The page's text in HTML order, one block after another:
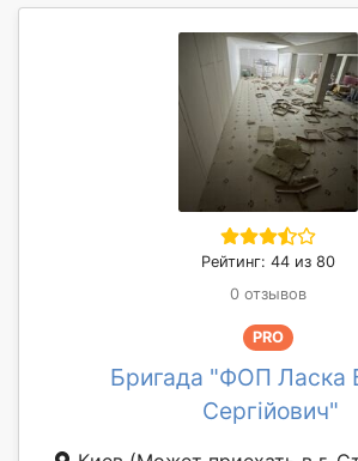
Рейтинг: 44 из 80
0 отзывов
PRO
Бригада "ФОП Ласка
Сергійович"